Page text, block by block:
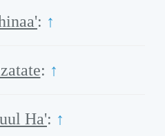
: ↑
: ↑
Ha': ↑